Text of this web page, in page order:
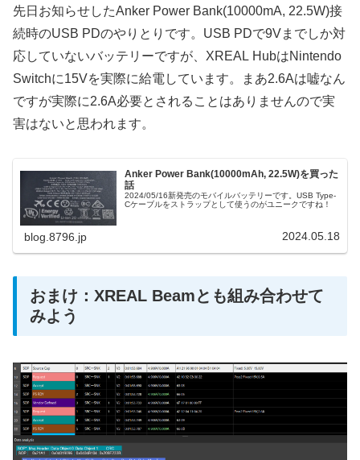
先日お知らせしたAnker Power Bank(10000mA, 22.5W)接
続時のUSB PDのやりとりです。USB PDで9Vまでしか対
応していないバッテリーですが、XREAL HubはNintendo
Switchに15Vを実際に給電しています。まあ2.6Aは嘘なん
ですが実際に2.6A必要とされることはありませんので実
害はないと思われます。
Anker Power Bank(10000mAh, 22.5W)を買った
話
2024/05/16新発売のモバイルバッテリーです。USB Type-
Cケーブルをストラップとして使うのがユニークですね！
blog.8796.jp 2024.05.18
おまけ：XREAL Beamとも組み合わせて
みよう